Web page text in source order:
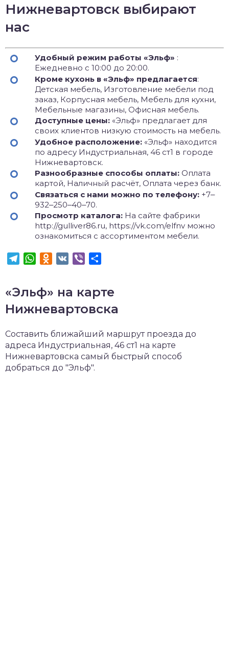
Нижневартовск выбирают
нас
Удобный режим работы «Эльф» :
Ежедневно с 10:00 до 20:00.
Кроме кухонь в «Эльф» предлагается:
Детская мебель, Изготовление мебели под
заказ, Корпусная мебель, Мебель для кухни,
Мебельные магазины, Офисная мебель.
Доступные цены: «Эльф» предлагает для
своих клиентов низкую стоимость на мебель.
Удобное расположение: «Эльф» находится
по адресу Индустриальная, 46 ст1 в городе
Нижневартовск.
Разнообразные способы оплаты: Оплата
картой, Наличный расчёт, Оплата через банк.
Связаться с нами можно по телефону: +7‒
932‒250‒40‒70.
Просмотр каталога: На сайте фабрики
http://gulliver86.ru, https://vk.com/elfnv можно
ознакомиться с ассортиментом мебели.
TelegramWhatsApp
Odnoklassniki
VK Viber
«Эльф» на карте
Нижневартовска
Составить ближайший маршрут проезда до
адреса Индустриальная, 46 ст1 на карте
Нижневартовска самый быстрый способ
добраться до "Эльф".